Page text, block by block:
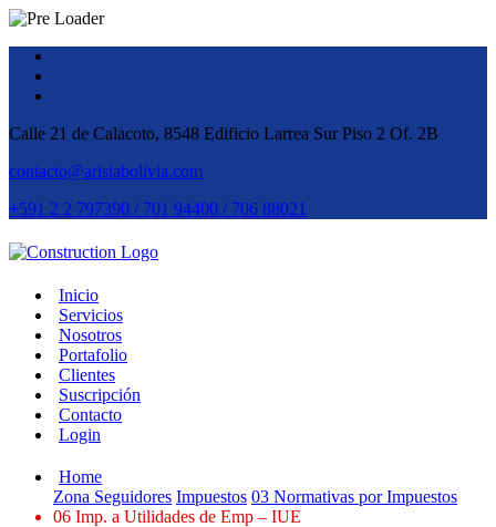
Calle 21 de Calacoto, 8548 Edificio Larrea Sur Piso 2 Of. 2B
contacto@aristabolivia.com
+591 2 2 797390 / 701 94400 / 706 88021
Inicio
Servicios
Nosotros
Portafolio
Clientes
Suscripción
Contacto
Login
Home
Zona Seguidores Impuestos 03 Normativas por Impuestos
06 Imp. a Utilidades de Emp – IUE